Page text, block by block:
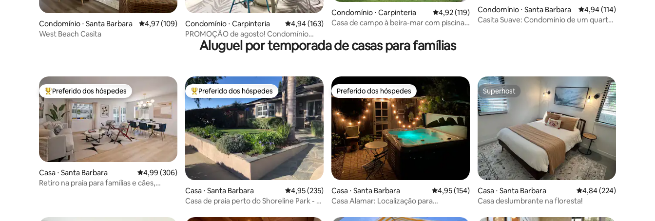
Condomínio ⋅ Santa Barbara 4,97 de uma avaliação média de 5, 109 avaliações
4,97 (109)
West Beach Casita
Condomínio ⋅ Carpinteria 4,94 de uma avaliação média de 5, 163 avaliações
4,94 (163)
PROMOÇÃO de agosto! Condomínio
com pátio perto da praia.
Condomínio ⋅ Carpinteria 4,92 de uma avaliação média de 5, 119 avaliações
4,92 (119)
Casa de campo à beira-mar com piscina
Condomínio ⋅ Santa Barbara 4,94 de uma avaliação
4,94 (114)
Casita Suave: Condomínio de um quarto
Aluguel por temporada de casas para famílias
Entre os melhores preferidos dos hóspedes
Preferido dos hóspedes
Casa ⋅ Santa Barbara 4,99 de uma avaliação média de 5, 306 avaliações
4,99 (306)
Retiro na praia para famílias e cães,
Entre os melhores preferidos dos hóspedes
Preferido dos hóspedes
Casa ⋅ Santa Barbara 4,95 de uma avaliação média de 5, 235 avaliações
4,95 (235)
Casa de praia perto do Shoreline Park - 3
Preferido dos hóspedes
Preferido dos hóspedes
Casa ⋅ Santa Barbara 4,95 de uma avaliação média de 5, 154 avaliações
4,95 (154)
Casa Alamar: Localização para
Superhost
Superhost
Casa ⋅ Santa Barbara 4,84 de uma avaliação
4,84 (224)
Casa deslumbrante na floresta!